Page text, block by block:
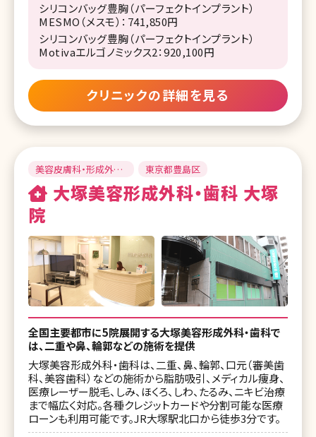
シリコンバッグ豊胸（パーフェクトインプラント）
MESMO（メスモ）：741,850円
シリコンバッグ豊胸（パーフェクトインプラント）
Motivaエルゴノミックス2：920,100円
クリニックの詳細を見る
美容皮膚科・形成外
科・美容外科
東京都豊島区
大塚美容形成外科・歯科 大塚
院
全国主要都市に5院展開する大塚美容形成外科・歯科で
は、二重や鼻、輪郭などの施術を提供
大塚美容形成外科・歯科は、二重、鼻、輪郭、口元（審美歯
科、美容歯科）などの施術から脂肪吸引、メディカル痩身、
医療レーザー脱毛、しみ、ほくろ、しわ、たるみ、ニキビ治療
まで幅広く対応。各種クレジットカードや分割可能な医療
ローンも利用可能です。JR大塚駅北口から徒歩3分です。